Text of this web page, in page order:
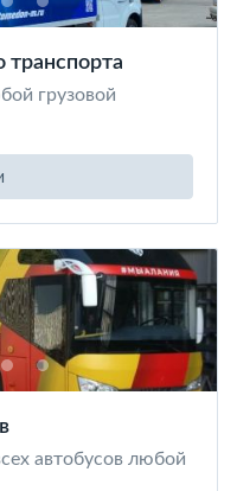
транспорта
грузовой
автобусов любой